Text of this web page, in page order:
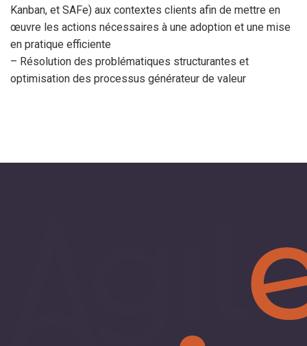
Kanban, et SAFe) aux contextes clients afin de mettre en
œuvre les actions nécessaires à une adoption et une mise
en pratique efficiente
– Résolution des problématiques structurantes et
optimisation des processus générateur de valeur